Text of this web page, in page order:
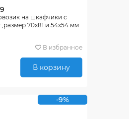
на шкафчики с
70х81 и 54х54 мм
В избранное
В корзину
-9%